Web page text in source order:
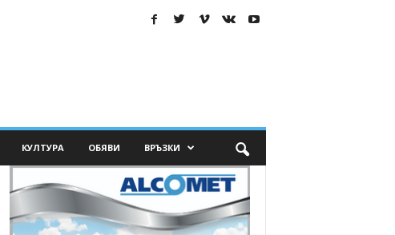
КУЛТУРА ОБЯВИ ВРЪЗКИ